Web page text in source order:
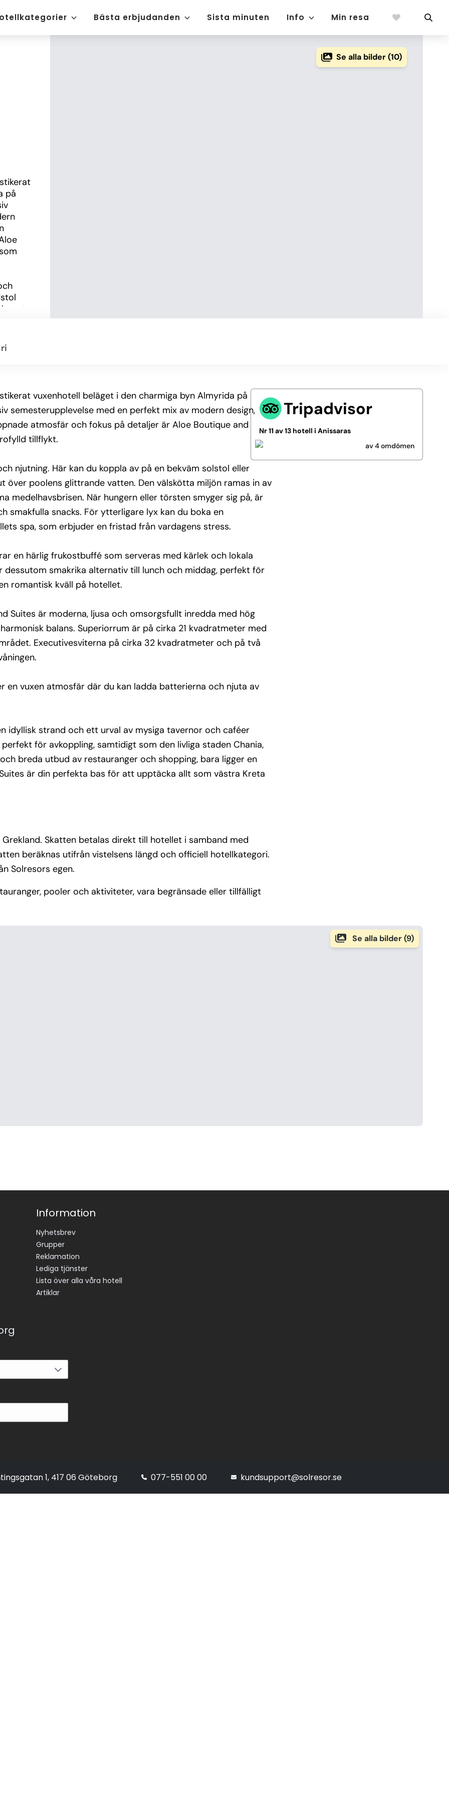
Bästa erbjudanden Sista minuten Info Min resa
på
ut
den
en
njuta
med
en
en
njuta
and
Se alla bilder (10)
vuxenhotell beläget i den charmiga byn Almyrida på
semesterupplevelse med en perfekt mix av modern design,
atmosfär och fokus på detaljer är Aloe Boutique and
tillflykt.
njutning. Här kan du koppla av på en bekväm solstol eller
över poolens glittrande vatten. Den välskötta miljön ramas in av
medelhavsbrisen. När hungern eller törsten smyger sig på, är
smakfulla snacks. För ytterligare lyx kan du boka en
spa, som erbjuder en fristad från vardagens stress.
en härlig frukostbuffé som serveras med kärlek och lokala
smakrika alternativ till lunch och middag, perfekt för
romantisk kväll på hotellet.
Suites är moderna, ljusa och omsorgsfullt inredda med hög
balans. Superiorrum är på cirka 21 kvadratmeter med
Executivesviterna på cirka 32 kvadratmeter och på två
en vuxen atmosfär där du kan ladda batterierna och njuta av
idyllisk strand och ett urval av mysiga tavernor och caféer
för avkoppling, samtidigt som den livliga staden Chania,
breda utbud av restauranger och shopping, bara ligger en
är din perfekta bas för att upptäcka allt som västra Kreta
Skatten betalas direkt till hotellet i samband med
beräknas utifrån vistelsens längd och officiell hotellkategori.
Solresors egen.
pooler och aktiviteter, vara begränsade eller tillfälligt
Tripadvisor
Nr 11 av 13 hotell i Anissaras
av 4 omdömen
Se alla bilder (9)
Information
Nyhetsbrev
Grupper
Reklamation
Lediga tjänster
Lista över alla våra hotell
Artiklar
1, 417 06 Göteborg 077-551 00 00 kundsupport@solresor.se